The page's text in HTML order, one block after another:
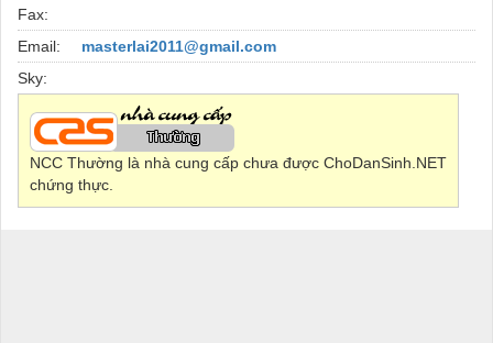
Fax:
Email:
masterlai2011@gmail.com
Sky:
NCC Thường là nhà cung cấp chưa được ChoDanSinh.NET
chứng thực.